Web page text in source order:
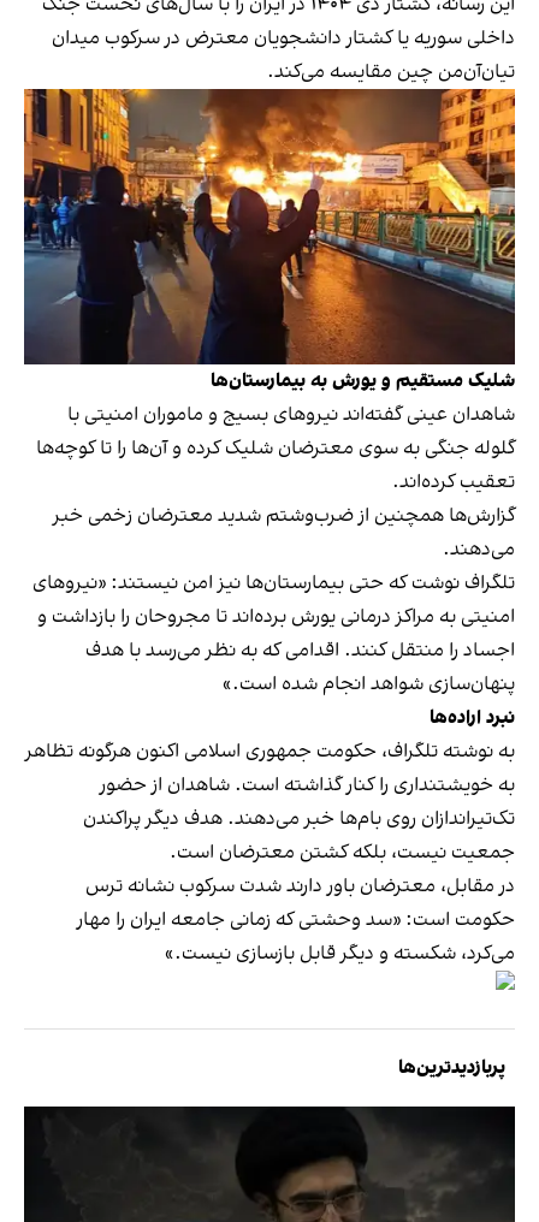
داخلی سوریه یا کشتار دانشجویان معترض در سرکوب میدان
تیان‌آن‌من چین مقایسه می‌کند.
شلیک مستقیم و یورش به بیمارستان‌ها
شاهدان عینی گفته‌اند نیروهای بسیج و ماموران امنیتی با
گلوله جنگی به سوی معترضان شلیک کرده و آن‌ها را تا کوچه‌ها
تعقیب کرده‌اند.
گزارش‌ها همچنین از ضرب‌وشتم شدید معترضان زخمی خبر
می‌دهند.
تلگراف نوشت که حتی بیمارستان‌ها نیز امن نیستند: «نیروهای
امنیتی به مراکز درمانی یورش برده‌اند تا مجروحان را بازداشت و
اجساد را منتقل کنند. اقدامی که به نظر می‌رسد با هدف
پنهان‌سازی شواهد انجام شده است.»
نبرد اراده‌ها
به نوشته تلگراف، حکومت جمهوری اسلامی اکنون هرگونه تظاهر
به خویشتنداری را کنار گذاشته است. شاهدان از حضور
تک‌تیراندازان روی بام‌ها خبر می‌دهند. هدف دیگر پراکندن
جمعیت نیست، بلکه کشتن معترضان است.
در مقابل، معترضان باور دارند شدت سرکوب نشانه ترس
حکومت است: «سد وحشتی که زمانی جامعه ایران را مهار
می‌کرد، شکسته و دیگر قابل بازسازی نیست.»
پربازدیدترین‌ها